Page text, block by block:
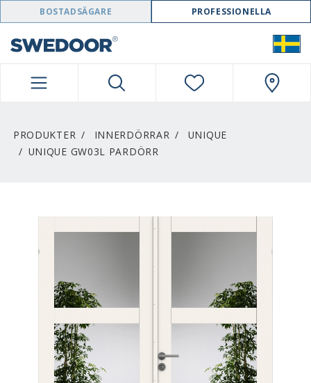
SWEDOOR NAVIGATION
BOSTADSÄGARE PROFESSIONELLA
PRODUKTER INNERDÖRRAR
UNIQUE
UNIQUE GW03L PARDÖRR